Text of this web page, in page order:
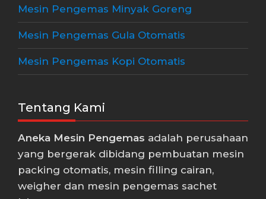
Mesin Pengemas Minyak Goreng
Mesin Pengemas Gula Otomatis
Mesin Pengemas Kopi Otomatis
Tentang Kami
Aneka Mesin Pengemas adalah perusahaan
yang bergerak dibidang pembuatan mesin
packing otomatis, mesin filling cairan,
weigher dan mesin pengemas sachet